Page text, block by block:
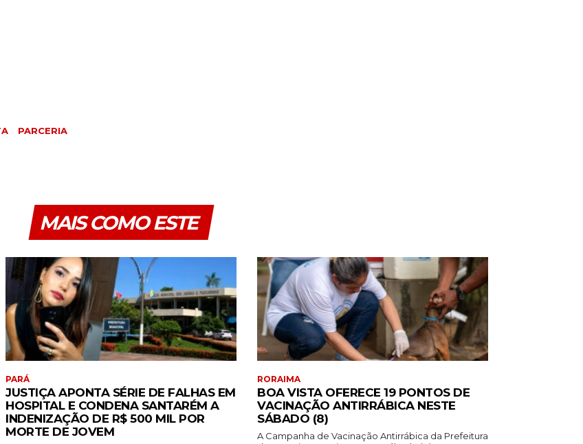
PARCERIA
MAIS COMO ESTE
PARÁ
JUSTIÇA APONTA SÉRIE DE FALHAS EM
HOSPITAL E CONDENA SANTARÉM A
INDENIZAÇÃO DE R$ 500 MIL POR
MORTE DE JOVEM
RORAIMA
BOA VISTA OFERECE 19 PONTOS DE
VACINAÇÃO ANTIRRÁBICA NESTE
SÁBADO (8)
A Campanha de Vacinação Antirrábica da Prefeitura